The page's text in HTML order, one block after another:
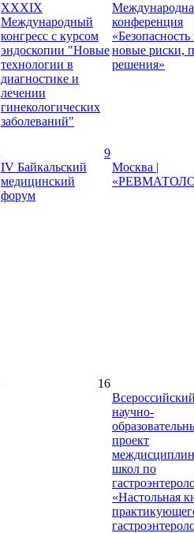
XXXIХ
Международный
конгресс с курсом
эндоскопии "Новые
технологии в
диагностике и
лечении
гинекологических
заболеваний"
конференция
новые риски,
решения»
9
IV Байкальский
медицинский
форум
Москва |
16
научно-
проект
школ по
«Настольная